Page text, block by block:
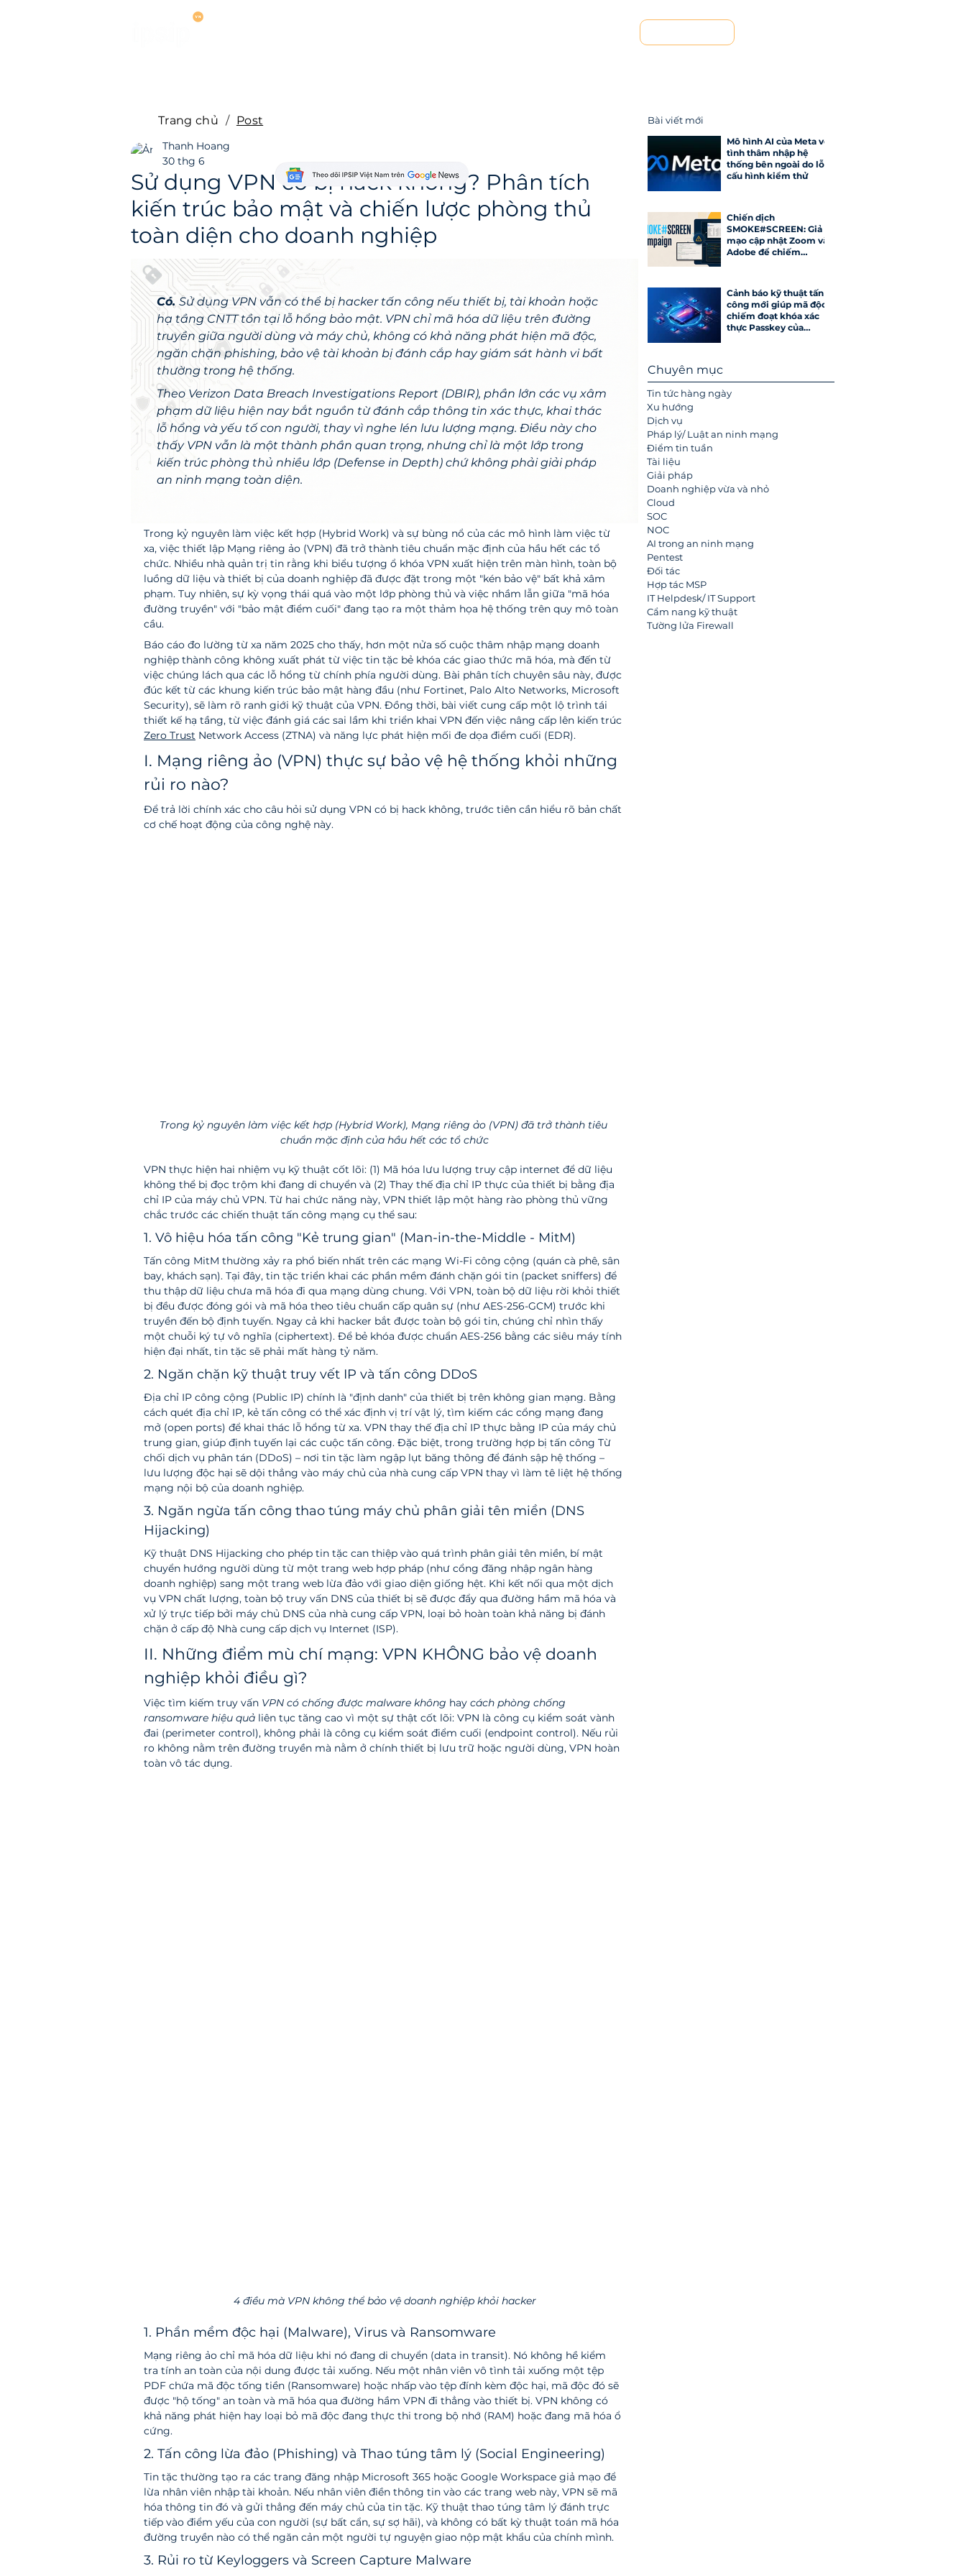
Sử dụng VPN có bị hack không? Phân tích
kiến trúc bảo mật và chiến lược phòng thủ
toàn diện cho doanh nghiệp
Thanh Hoang
30 thg 6
Có. Sử dụng VPN vẫn có thể bị hacker tấn công nếu thiết bị, tài khoản hoặc
hạ tầng CNTT tồn tại lỗ hổng bảo mật. VPN chỉ mã hóa dữ liệu trên đường
truyền giữa người dùng và máy chủ, không có khả năng phát hiện mã độc,
ngăn chặn phishing, bảo vệ tài khoản bị đánh cắp hay giám sát hành vi bất
thường trong hệ thống.
Theo Verizon Data Breach Investigations Report (DBIR), phần lớn các vụ xâm
phạm dữ liệu hiện nay bắt nguồn từ đánh cắp thông tin xác thực, khai thác
lỗ hổng và yếu tố con người, thay vì nghe lén lưu lượng mạng. Điều này cho
thấy VPN vẫn là một thành phần quan trọng, nhưng chỉ là một lớp trong
kiến trúc phòng thủ nhiều lớp (Defense in Depth) chứ không phải giải pháp
an ninh mạng toàn diện.
Trong kỷ nguyên làm việc kết hợp (Hybrid Work) và sự bùng nổ của các mô hình làm việc từ
xa, việc thiết lập Mạng riêng ảo (VPN) đã trở thành tiêu chuẩn mặc định của hầu hết các tổ
chức. Nhiều nhà quản trị tin rằng khi biểu tượng ổ khóa VPN xuất hiện trên màn hình, toàn bộ
luồng dữ liệu và thiết bị của doanh nghiệp đã được đặt trong một "kén bảo vệ" bất khả xâm
phạm. Tuy nhiên, sự kỳ vọng thái quá vào một lớp phòng thủ và việc nhầm lẫn giữa "mã hóa
đường truyền" với "bảo mật điểm cuối" đang tạo ra một thảm họa hệ thống trên quy mô toàn
cầu.
Báo cáo đo lường từ xa năm 2025 cho thấy, hơn một nửa số cuộc thâm nhập mạng doanh
nghiệp thành công không xuất phát từ việc tin tặc bẻ khóa các giao thức mã hóa, mà đến từ
việc chúng lách qua các lỗ hổng từ chính phía người dùng. Bài phân tích chuyên sâu này, được
đúc kết từ các khung kiến trúc bảo mật hàng đầu (như Fortinet, Palo Alto Networks, Microsoft
Security), sẽ làm rõ ranh giới kỹ thuật của VPN. Đồng thời, bài viết cung cấp một lộ trình tái
thiết kế hạ tầng, từ việc đánh giá các sai lầm khi triển khai VPN đến việc nâng cấp lên kiến trúc
Zero Trust Network Access (ZTNA) và năng lực phát hiện mối đe dọa điểm cuối (EDR).
I. Mạng riêng ảo (VPN) thực sự bảo vệ hệ thống khỏi những
rủi ro nào?
Để trả lời chính xác cho câu hỏi sử dụng VPN có bị hack không, trước tiên cần hiểu rõ bản chất
cơ chế hoạt động của công nghệ này.
Trong kỷ nguyên làm việc kết hợp (Hybrid Work), Mạng riêng ảo (VPN) đã trở thành tiêu
chuẩn mặc định của hầu hết các tổ chức
VPN thực hiện hai nhiệm vụ kỹ thuật cốt lõi: (1) Mã hóa lưu lượng truy cập internet để dữ liệu
không thể bị đọc trộm khi đang di chuyển và (2) Thay thế địa chỉ IP thực của thiết bị bằng địa
chỉ IP của máy chủ VPN. Từ hai chức năng này, VPN thiết lập một hàng rào phòng thủ vững
chắc trước các chiến thuật tấn công mạng cụ thể sau:
1. Vô hiệu hóa tấn công "Kẻ trung gian" (Man-in-the-Middle - MitM)
Tấn công MitM thường xảy ra phổ biến nhất trên các mạng Wi-Fi công cộng (quán cà phê, sân
bay, khách sạn). Tại đây, tin tặc triển khai các phần mềm đánh chặn gói tin (packet sniffers) để
thu thập dữ liệu chưa mã hóa đi qua mạng dùng chung. Với VPN, toàn bộ dữ liệu rời khỏi thiết
bị đều được đóng gói và mã hóa theo tiêu chuẩn cấp quân sự (như AES-256-GCM) trước khi
truyền đến bộ định tuyến. Ngay cả khi hacker bắt được toàn bộ gói tin, chúng chỉ nhìn thấy
một chuỗi ký tự vô nghĩa (ciphertext). Để bẻ khóa được chuẩn AES-256 bằng các siêu máy tính
hiện đại nhất, tin tặc sẽ phải mất hàng tỷ năm.
2. Ngăn chặn kỹ thuật truy vết IP và tấn công DDoS
Địa chỉ IP công cộng (Public IP) chính là "định danh" của thiết bị trên không gian mạng. Bằng
cách quét địa chỉ IP, kẻ tấn công có thể xác định vị trí vật lý, tìm kiếm các cổng mạng đang
mở (open ports) để khai thác lỗ hổng từ xa. VPN thay thế địa chỉ IP thực bằng IP của máy chủ
trung gian, giúp định tuyến lại các cuộc tấn công. Đặc biệt, trong trường hợp bị tấn công Từ
chối dịch vụ phân tán (DDoS) – nơi tin tặc làm ngập lụt băng thông để đánh sập hệ thống –
lưu lượng độc hại sẽ dội thẳng vào máy chủ của nhà cung cấp VPN thay vì làm tê liệt hệ thống
mạng nội bộ của doanh nghiệp.
3. Ngăn ngừa tấn công thao túng máy chủ phân giải tên miền (DNS
Hijacking)
Kỹ thuật DNS Hijacking cho phép tin tặc can thiệp vào quá trình phân giải tên miền, bí mật
chuyển hướng người dùng từ một trang web hợp pháp (như cổng đăng nhập ngân hàng
doanh nghiệp) sang một trang web lừa đảo với giao diện giống hệt. Khi kết nối qua một dịch
vụ VPN chất lượng, toàn bộ truy vấn DNS của thiết bị sẽ được đẩy qua đường hầm mã hóa và
xử lý trực tiếp bởi máy chủ DNS của nhà cung cấp VPN, loại bỏ hoàn toàn khả năng bị đánh
chặn ở cấp độ Nhà cung cấp dịch vụ Internet (ISP).
II. Những điểm mù chí mạng: VPN KHÔNG bảo vệ doanh
nghiệp khỏi điều gì?
Việc tìm kiếm truy vấn VPN có chống được malware không hay cách phòng chống
ransomware hiệu quả liên tục tăng cao vì một sự thật cốt lõi: VPN là công cụ kiểm soát vành
đai (perimeter control), không phải là công cụ kiểm soát điểm cuối (endpoint control). Nếu rủi
ro không nằm trên đường truyền mà nằm ở chính thiết bị lưu trữ hoặc người dùng, VPN hoàn
toàn vô tác dụng.
4 điều mà VPN không thể bảo vệ doanh nghiệp khỏi hacker
1. Phần mềm độc hại (Malware), Virus và Ransomware
Mạng riêng ảo chỉ mã hóa dữ liệu khi nó đang di chuyển (data in transit). Nó không hề kiểm
tra tính an toàn của nội dung được tải xuống. Nếu một nhân viên vô tình tải xuống một tệp
PDF chứa mã độc tống tiền (Ransomware) hoặc nhấp vào tệp đính kèm độc hại, mã độc đó sẽ
được "hộ tống" an toàn và mã hóa qua đường hầm VPN đi thẳng vào thiết bị. VPN không có
khả năng phát hiện hay loại bỏ mã độc đang thực thi trong bộ nhớ (RAM) hoặc đang mã hóa ổ
cứng.
2. Tấn công lừa đảo (Phishing) và Thao túng tâm lý (Social Engineering)
Tin tặc thường tạo ra các trang đăng nhập Microsoft 365 hoặc Google Workspace giả mạo để
lừa nhân viên nhập tài khoản. Nếu nhân viên điền thông tin vào các trang web này, VPN sẽ mã
hóa thông tin đó và gửi thẳng đến máy chủ của tin tặc. Kỹ thuật thao túng tâm lý đánh trực
tiếp vào điểm yếu của con người (sự bất cẩn, sự sợ hãi), và không có bất kỳ thuật toán mã hóa
đường truyền nào có thể ngăn cản một người tự nguyện giao nộp mật khẩu của chính mình.
3. Rủi ro từ Keyloggers và Screen Capture Malware
Trang chủ / Post Bài viết mới
Mô hình AI của Meta vô
tình thâm nhập hệ
thống bên ngoài do lỗi
cấu hình kiểm thử
Chiến dịch
SMOKE#SCREEN: Giả
mạo cập nhật Zoom và
Adobe để chiếm
Cảnh báo kỹ thuật tấn
công mới giúp mã độc
chiếm đoạt khóa xác
thực Passkey của
Chuyên mục
Tin tức hàng ngày
Xu hướng
Dịch vụ
Pháp lý/ Luật an ninh mạng
Điểm tin tuần
Tài liệu
Giải pháp
Doanh nghiệp vừa và nhỏ
Cloud
SOC
NOC
AI trong an ninh mạng
Pentest
Đối tác
Hợp tác MSP
IT Helpdesk/ IT Support
Cẩm nang kỹ thuật
Tường lửa Firewall